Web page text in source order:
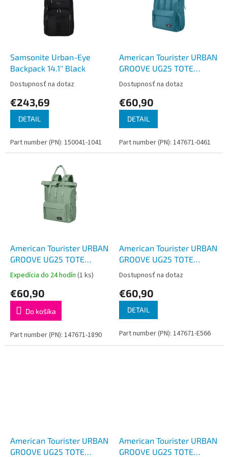
Samsonite Urban-Eye
Backpack 14.1'' Black
Dostupnosť na dotaz
€243,69
DETAIL
Part number (PN): 150041-1041
American Tourister URBAN
GROOVE UG25 TOTE
BACKPACK Breeze Blue
Dostupnosť na dotaz
€60,90
DETAIL
Part number (PN): 147671-0461
American Tourister URBAN
GROOVE UG25 TOTE
BACKPACK Urban Green
Expedícia do 24 hodín (1 ks)
€60,90
Do košíka
Part number (PN): 147671-1890
American Tourister URBAN
GROOVE UG25 TOTE
BACKPACK Deep Orchid
Dostupnosť na dotaz
€60,90
DETAIL
Part number (PN): 147671-E566
American Tourister URBAN
GROOVE UG25 TOTE
American Tourister URBAN
GROOVE UG25 TOTE